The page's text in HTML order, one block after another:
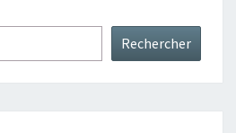
Rechercher